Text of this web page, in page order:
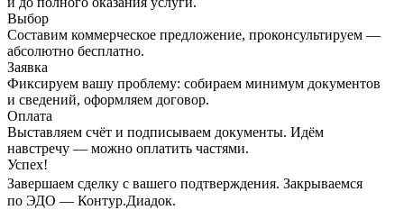
Выбор
Составим коммерческое предложение, проконсультируем —
абсолютно бесплатно.
Заявка
Фиксируем вашу проблему: собираем минимум документов
и сведений, оформляем договор.
Оплата
Выставляем счёт и подписываем документы. Идём
навстречу — можно оплатить частями.
Успех!
Завершаем сделку с вашего подтверждения. Закрываемся
по ЭДО — Контур.Диадок.